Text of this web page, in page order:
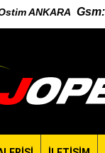
ANKARA Gsm: